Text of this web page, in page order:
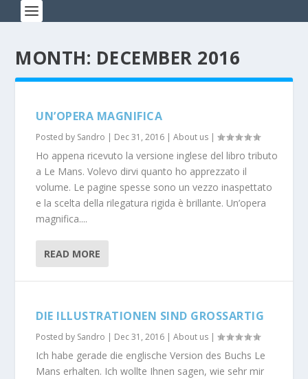
MONTH: DECEMBER 2016
UN’OPERA MAGNIFICA
Posted by Sandro | Dec 31, 2016 |About us |
Ho appena ricevuto la versione inglese del libro tributo
a Le Mans. Volevo dirvi quanto ho apprezzato il
volume. Le pagine spesse sono un vezzo inaspettato
e la scelta della rilegatura rigida è brillante. Un’opera
magnifica....
READ MORE
DIE ILLUSTRATIONEN SIND GROSSARTIG
Posted by Sandro | Dec 31, 2016 |About us |
Ich habe gerade die englische Version des Buchs Le
Mans erhalten. Ich wollte Ihnen sagen, wie sehr mir